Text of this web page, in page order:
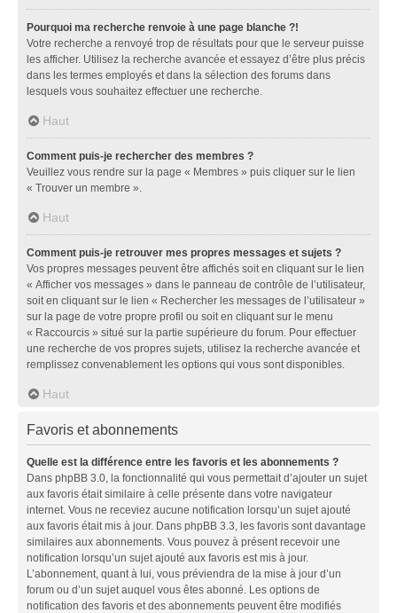
Pourquoi ma recherche renvoie à une page blanche ?!
Votre recherche a renvoyé trop de résultats pour que le serveur puisse
les afficher. Utilisez la recherche avancée et essayez d’être plus précis
dans les termes employés et dans la sélection des forums dans
lesquels vous souhaitez effectuer une recherche.
Haut
Comment puis-je rechercher des membres ?
Veuillez vous rendre sur la page « Membres » puis cliquer sur le lien
« Trouver un membre ».
Haut
Comment puis-je retrouver mes propres messages et sujets ?
Vos propres messages peuvent être affichés soit en cliquant sur le lien
« Afficher vos messages » dans le panneau de contrôle de l’utilisateur,
soit en cliquant sur le lien « Rechercher les messages de l’utilisateur »
sur la page de votre propre profil ou soit en cliquant sur le menu
« Raccourcis » situé sur la partie supérieure du forum. Pour effectuer
une recherche de vos propres sujets, utilisez la recherche avancée et
remplissez convenablement les options qui vous sont disponibles.
Haut
Favoris et abonnements
Quelle est la différence entre les favoris et les abonnements ?
Dans phpBB 3.0, la fonctionnalité qui vous permettait d’ajouter un sujet
aux favoris était similaire à celle présente dans votre navigateur
internet. Vous ne receviez aucune notification lorsqu’un sujet ajouté
aux favoris était mis à jour. Dans phpBB 3.3, les favoris sont davantage
similaires aux abonnements. Vous pouvez à présent recevoir une
notification lorsqu’un sujet ajouté aux favoris est mis à jour.
L’abonnement, quant à lui, vous préviendra de la mise à jour d’un
forum ou d’un sujet auquel vous êtes abonné. Les options de
notification des favoris et des abonnements peuvent être modifiés